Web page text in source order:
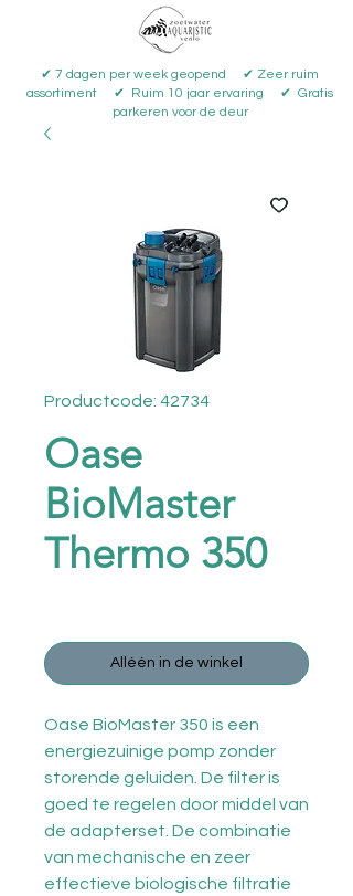
✔ 7 dagen per week geopend ✔ Zeer ruim
assortiment ✔ Ruim 10 jaar ervaring ✔ Gratis
parkeren voor de deur
Productcode: 42734
Oase
BioMaster
Thermo 350
Alléén in de winkel
Oase BioMaster 350 is een
energiezuinige pomp zonder
storende geluiden. De filter is
goed te regelen door middel van
de adapterset. De combinatie
van mechanische en zeer
effectieve biologische filtratie